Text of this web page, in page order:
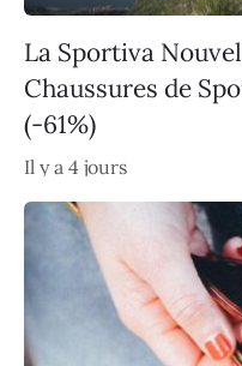
La Sportiva
Chaussures de
(-61%)
Il y a 4 jours